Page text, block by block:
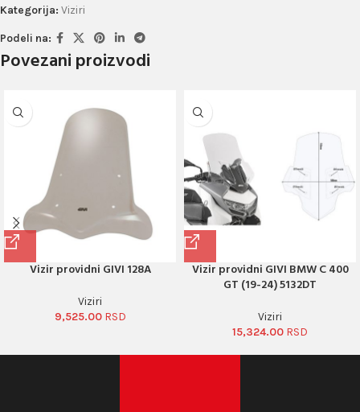
Kategorija: Viziri
Podeli na:
Povezani proizvodi
Vizir providni GIVI 128A
Viziri
9,525.00
Vizir providni GIVI BMW C 400
GT (19-24) 5132DT
Viziri
15,324.00